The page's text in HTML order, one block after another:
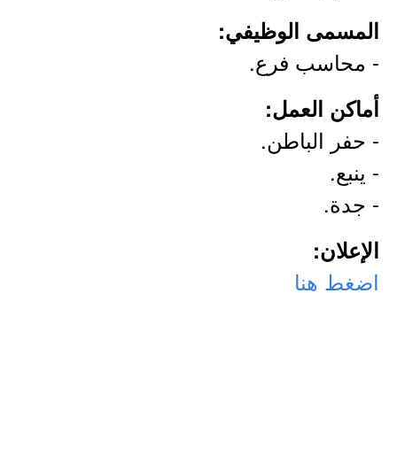
المسمى الوظيفي:
- محاسب فرع.
أماكن العمل:
- حفر الباطن.
- ينبع.
- جدة.
الإعلان:
اضغط هنا